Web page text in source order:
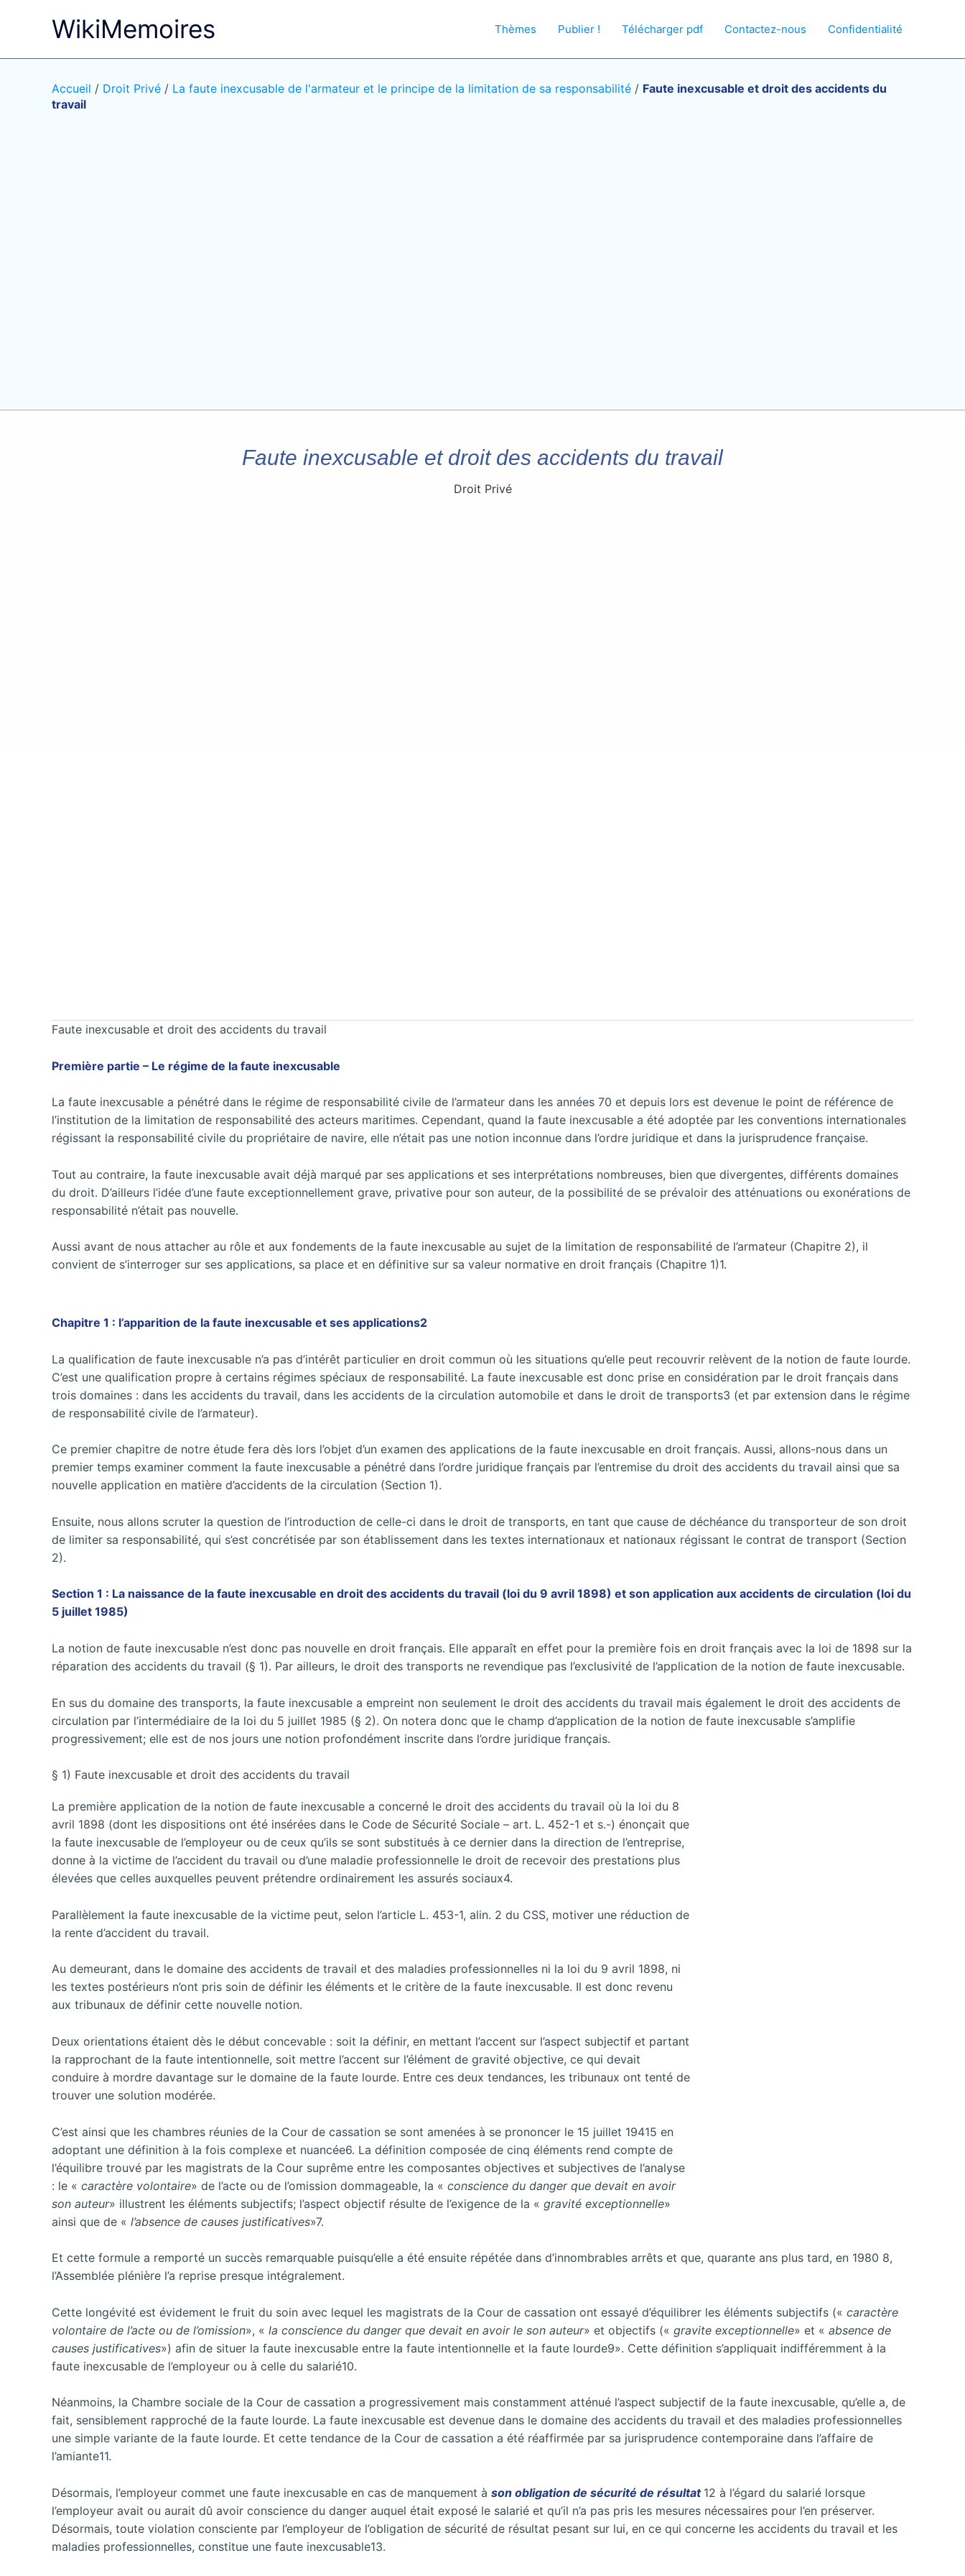
WikiMemoires Thèmes Publier ! Télécharger pdf Contactez-nous Confidentialité
Accueil / Droit Privé / La faute inexcusable de l'armateur et le principe de la limitation de sa responsabilité / Faute inexcusable et droit des accidents du
travail
Faute inexcusable et droit des accidents du travail
Droit Privé
Faute inexcusable et droit des accidents du travail
Première partie – Le régime de la faute inexcusable
La faute inexcusable a pénétré dans le régime de responsabilité civile de l’armateur dans les années 70 et depuis lors est devenue le point de référence de
l’institution de la limitation de responsabilité des acteurs maritimes. Cependant, quand la faute inexcusable a été adoptée par les conventions internationales
régissant la responsabilité civile du propriétaire de navire, elle n’était pas une notion inconnue dans l’ordre juridique et dans la jurisprudence française.
Tout au contraire, la faute inexcusable avait déjà marqué par ses applications et ses interprétations nombreuses, bien que divergentes, différents domaines
du droit. D’ailleurs l’idée d’une faute exceptionnellement grave, privative pour son auteur, de la possibilité de se prévaloir des atténuations ou exonérations de
responsabilité n’était pas nouvelle.
Aussi avant de nous attacher au rôle et aux fondements de la faute inexcusable au sujet de la limitation de responsabilité de l’armateur (Chapitre 2), il
convient de s’interroger sur ses applications, sa place et en définitive sur sa valeur normative en droit français (Chapitre 1)1.
Chapitre 1 : l’apparition de la faute inexcusable et ses applications2
La qualification de faute inexcusable n’a pas d’intérêt particulier en droit commun où les situations qu’elle peut recouvrir relèvent de la notion de faute lourde.
C’est une qualification propre à certains régimes spéciaux de responsabilité. La faute inexcusable est donc prise en considération par le droit français dans
trois domaines : dans les accidents du travail, dans les accidents de la circulation automobile et dans le droit de transports3 (et par extension dans le régime
de responsabilité civile de l’armateur).
Ce premier chapitre de notre étude fera dès lors l’objet d’un examen des applications de la faute inexcusable en droit français. Aussi, allons-nous dans un
premier temps examiner comment la faute inexcusable a pénétré dans l’ordre juridique français par l’entremise du droit des accidents du travail ainsi que sa
nouvelle application en matière d’accidents de la circulation (Section 1).
Ensuite, nous allons scruter la question de l’introduction de celle-ci dans le droit de transports, en tant que cause de déchéance du transporteur de son droit
de limiter sa responsabilité, qui s’est concrétisée par son établissement dans les textes internationaux et nationaux régissant le contrat de transport (Section
2).
Section 1 : La naissance de la faute inexcusable en droit des accidents du travail (loi du 9 avril 1898) et son application aux accidents de circulation (loi du
5 juillet 1985)
La notion de faute inexcusable n’est donc pas nouvelle en droit français. Elle apparaît en effet pour la première fois en droit français avec la loi de 1898 sur la
réparation des accidents du travail (§ 1). Par ailleurs, le droit des transports ne revendique pas l’exclusivité de l’application de la notion de faute inexcusable.
En sus du domaine des transports, la faute inexcusable a empreint non seulement le droit des accidents du travail mais également le droit des accidents de
circulation par l’intermédiaire de la loi du 5 juillet 1985 (§ 2). On notera donc que le champ d’application de la notion de faute inexcusable s’amplifie
progressivement; elle est de nos jours une notion profondément inscrite dans l’ordre juridique français.
§ 1) Faute inexcusable et droit des accidents du travail
La première application de la notion de faute inexcusable a concerné le droit des accidents du travail où la loi du 8
avril 1898 (dont les dispositions ont été insérées dans le Code de Sécurité Sociale – art. L. 452-1 et s.-) énonçait que
la faute inexcusable de l’employeur ou de ceux qu’ils se sont substitués à ce dernier dans la direction de l’entreprise,
donne à la victime de l’accident du travail ou d’une maladie professionnelle le droit de recevoir des prestations plus
élevées que celles auxquelles peuvent prétendre ordinairement les assurés sociaux4.
Parallèlement la faute inexcusable de la victime peut, selon l’article L. 453-1, alin. 2 du CSS, motiver une réduction de
la rente d’accident du travail.
Au demeurant, dans le domaine des accidents de travail et des maladies professionnelles ni la loi du 9 avril 1898, ni
les textes postérieurs n’ont pris soin de définir les éléments et le critère de la faute inexcusable. Il est donc revenu
aux tribunaux de définir cette nouvelle notion.
Deux orientations étaient dès le début concevable : soit la définir, en mettant l’accent sur l’aspect subjectif et partant
la rapprochant de la faute intentionnelle, soit mettre l’accent sur l’élément de gravité objective, ce qui devait
conduire à mordre davantage sur le domaine de la faute lourde. Entre ces deux tendances, les tribunaux ont tenté de
trouver une solution modérée.
C’est ainsi que les chambres réunies de la Cour de cassation se sont amenées à se prononcer le 15 juillet 19415 en
adoptant une définition à la fois complexe et nuancée6. La définition composée de cinq éléments rend compte de
l’équilibre trouvé par les magistrats de la Cour suprême entre les composantes objectives et subjectives de l’analyse
: le « caractère volontaire» de l’acte ou de l’omission dommageable, la « conscience du danger que devait en avoir
son auteur» illustrent les éléments subjectifs; l’aspect objectif résulte de l’exigence de la « gravité exceptionnelle»
ainsi que de « l’absence de causes justificatives»7.
Et cette formule a remporté un succès remarquable puisqu’elle a été ensuite répétée dans d’innombrables arrêts et que, quarante ans plus tard, en 1980 8,
l’Assemblée plénière l’a reprise presque intégralement.
Cette longévité est évidement le fruit du soin avec lequel les magistrats de la Cour de cassation ont essayé d’équilibrer les éléments subjectifs (« caractère
volontaire de l’acte ou de l’omission», « la conscience du danger que devait en avoir le son auteur» et objectifs (« gravite exceptionnelle» et « absence de
causes justificatives») afin de situer la faute inexcusable entre la faute intentionnelle et la faute lourde9». Cette définition s’appliquait indifféremment à la
faute inexcusable de l’employeur ou à celle du salarié10.
Néanmoins, la Chambre sociale de la Cour de cassation a progressivement mais constamment atténué l’aspect subjectif de la faute inexcusable, qu’elle a, de
fait, sensiblement rapproché de la faute lourde. La faute inexcusable est devenue dans le domaine des accidents du travail et des maladies professionnelles
une simple variante de la faute lourde. Et cette tendance de la Cour de cassation a été réaffirmée par sa jurisprudence contemporaine dans l’affaire de
l’amiante11.
Désormais, l’employeur commet une faute inexcusable en cas de manquement à son obligation de sécurité de résultat 12 à l’égard du salarié lorsque
l’employeur avait ou aurait dû avoir conscience du danger auquel était exposé le salarié et qu’il n’a pas pris les mesures nécessaires pour l’en préserver.
Désormais, toute violation consciente par l’employeur de l’obligation de sécurité de résultat pesant sur lui, en ce qui concerne les accidents du travail et les
maladies professionnelles, constitue une faute inexcusable13.